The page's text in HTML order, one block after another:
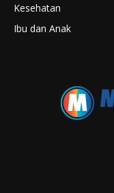
Kesehatan
Ibu dan Anak